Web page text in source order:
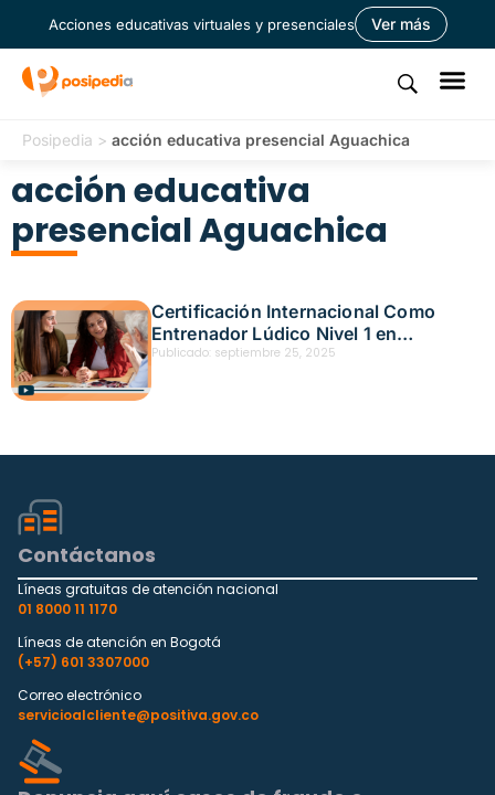
Acciones educativas virtuales y presenciales Ver más
Posipedia > acción educativa presencial Aguachica
acción educativa
presencial Aguachica
Certificación Internacional Como
Entrenador Lúdico Nivel 1 en
Aguachica – Fecha: septiembre 24,
Publicado: septiembre 25, 2025
Contáctanos
Líneas gratuitas de atención nacional
01 8000 11 1170
Líneas de atención en Bogotá
(+57) 601 3307000
Correo electrónico
servicioalcliente@positiva.gov.co